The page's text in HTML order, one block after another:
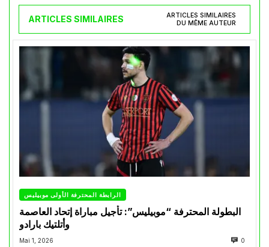
ARTICLES SIMILAIRES
ARTICLES SIMILAIRES
DU MÊME AUTEUR
الرابطة المحترفة الأولى موبيليس
البطولة المحترفة “موبيليس”: تأجيل مباراة إتحاد العاصمة
وأتلتيك بارادو
Mai 1, 2026 0